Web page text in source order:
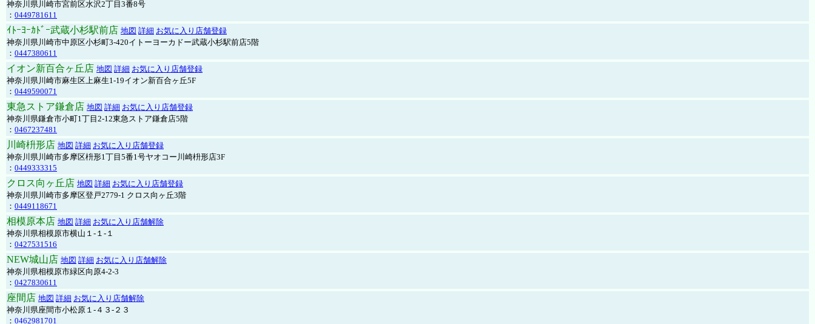
神奈川県川崎市宮前区水沢2丁目3番8号
： 0449781611
ｲﾄｰﾖｰｶﾄﾞｰ武蔵小杉駅前店 地図 詳細 お気に入り店舗登録
神奈川県川崎市中原区小杉町3-420イトーヨーカドー武蔵小杉駅前店5階
： 0447380611
イオン新百合ヶ丘店 地図 詳細 お気に入り店舗登録
神奈川県川崎市麻生区上麻生1-19イオン新百合ヶ丘5F
： 0449590071
東急ストア鎌倉店 地図 詳細 お気に入り店舗登録
神奈川県鎌倉市小町1丁目2-12東急ストア鎌倉店5階
： 0467237481
川崎枡形店 地図 詳細 お気に入り店舗登録
神奈川県川崎市多摩区枡形1丁目5番1号ヤオコー川崎枡形店3F
： 0449333315
クロス向ヶ丘店 地図 詳細 お気に入り店舗登録
神奈川県川崎市多摩区登戸2779-1 クロス向ヶ丘3階
： 0449118671
相模原本店 地図 詳細 お気に入り店舗解除
神奈川県相模原市横山１-１-１
： 0427531516
NEW城山店 地図 詳細 お気に入り店舗解除
神奈川県相模原市緑区向原4-2-3
： 0427830611
座間店 地図 詳細 お気に入り店舗解除
神奈川県座間市小松原１-４３-２３
： 0462981701